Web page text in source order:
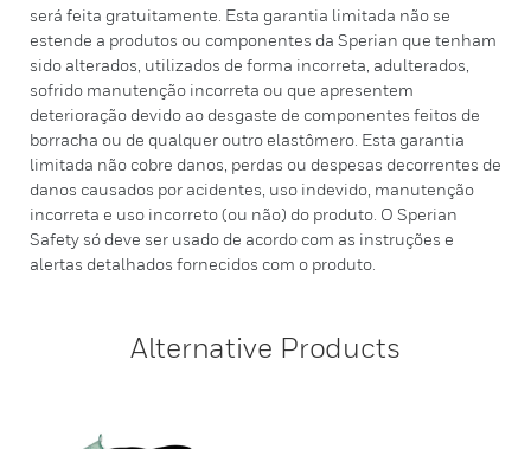
será feita gratuitamente. Esta garantia limitada não se
estende a produtos ou componentes da Sperian que tenham
sido alterados, utilizados de forma incorreta, adulterados,
sofrido manutenção incorreta ou que apresentem
deterioração devido ao desgaste de componentes feitos de
borracha ou de qualquer outro elastômero. Esta garantia
limitada não cobre danos, perdas ou despesas decorrentes de
danos causados por acidentes, uso indevido, manutenção
incorreta e uso incorreto (ou não) do produto. O Sperian
Safety só deve ser usado de acordo com as instruções e
alertas detalhados fornecidos com o produto.
Alternative Products